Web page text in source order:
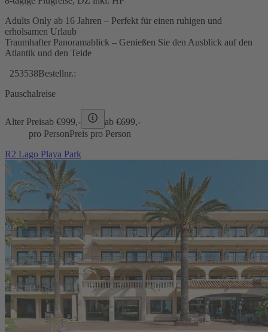
Adults Only ab 16 Jahren – Perfekt für einen ruhigen und
erholsamen Urlaub
Traumhafter Panoramablick – Genießen Sie den Ausblick auf den
Atlantik und den Teide
253538Bestellnr.:
Pauschalreise
Alter Preisab €999,- ab €699,-
pro PersonPreis pro Person
R2 Lago Playa Park